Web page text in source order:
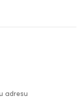
adresu